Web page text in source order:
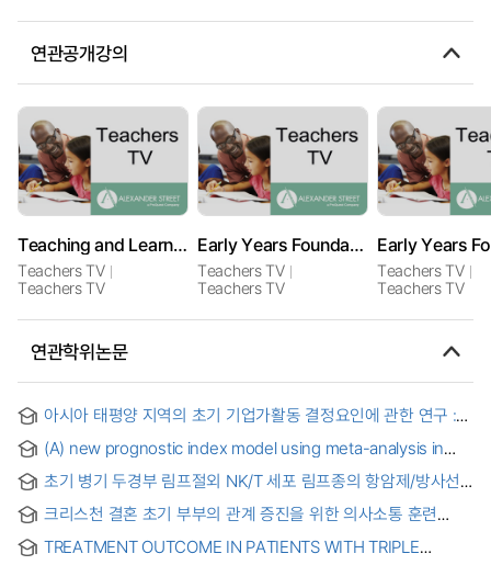
연관공개강의
Teaching and Learning: Early Years Foundation Stage
Teachers TV
Teachers TV
Early Years Foundation Stage Teaching and Learning
Teachers TV
Teachers TV
Teachers TV
Teachers TV
연관학위논문
아시아 태평양 지역의 초기 기업가활동 결정요인에 관한 연구 :
Total Early-Stage Entrepreneurial Activity in the Asia-Pacific
Region : Focusing on GEM Data
(A) new prognostic index model using meta-analysis in
early-stage epithelial ovarian cancer
초기 병기 두경부 림프절외 NK/T 세포 림프종의 항암제/방사선
병합 치료 성적 = Treatment Outcome of Early Stage Head
and Neck Extranodal NK/T-cell Lymphoma by Combined
Chemoradiotherapy
크리스천 결혼 초기 부부의 관계 증진을 위한 의사소통 훈련
program for christian couples to improve their relationship
TREATMENT OUTCOME IN PATIENTS WITH TRIPLE